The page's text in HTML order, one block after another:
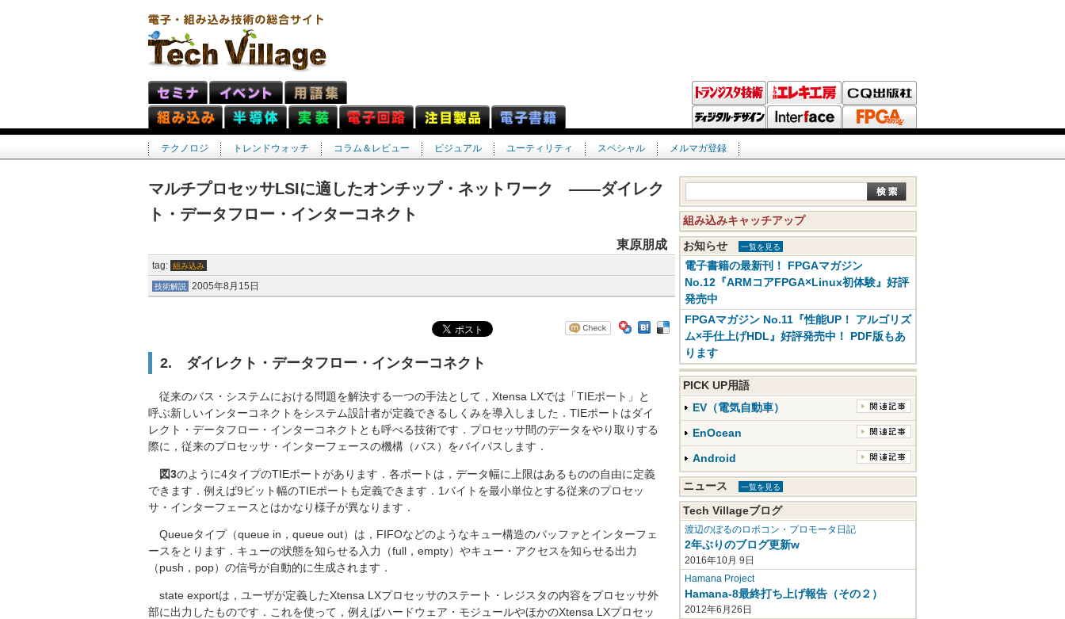
テクノロジ トレンドウォッチ コラム＆レビュー ビジュアル ユーティリティ スペシャル メルマガ登録
マルチプロセッサLSIに適したオンチップ・ネットワーク ――ダイレク
ト・データフロー・インターコネクト
東原朋成
tag: 組み込み
技術解説 2005年8月15日
2. ダイレクト・データフロー・インターコネクト
従来のバス・システムにおける問題を解決する一つの手法として，Xtensa LXでは「TIEポート」と
呼ぶ新しいインターコネクトをシステム設計者が定義できるしくみを導入しました．TIEポートはダイ
レクト・データフロー・インターコネクトとも呼べる技術です．プロセッサ間のデータをやり取りする
際に，従来のプロセッサ・インターフェースの機構（バス）をバイパスします．
図3のように4タイプのTIEポートがあります．各ポートは，データ幅に上限はあるものの自由に定義
できます．例えば9ビット幅のTIEポートも定義できます．1バイトを最小単位とする従来のプロセッ
サ・インターフェースとはかなり様子が異なります．
Queueタイプ（queue in，queue out）は，FIFOなどのようなキュー構造のバッファとインターフェ
ースをとります．キューの状態を知らせる入力（full，empty）やキュー・アクセスを知らせる出力
（push，pop）の信号が自動的に生成されます．
state exportは，ユーザが定義したXtensa LXプロセッサのステート・レジスタの内容をプロセッサ外
部に出力したものです．これを使って，例えばハードウェア・モジュールやほかのXtensa LXプロセッ
組み込みキャッチアップ
お知らせ 一覧を見る
電子書籍の最新刊！ FPGAマガジン
No.12『ARMコアFPGA×Linux初体験』好評
発売中
FPGAマガジン No.11『性能UP！ アルゴリズ
ム×手仕上げHDL』好評発売中！ PDF版もあ
ります
PICK UP用語
EV（電気自動車）
EnOcean
Android
ニュース 一覧を見る
Tech Villageブログ
渡辺のぼるのロボコン・プロモータ日記
2年ぶりのブログ更新w
2016年10月 9日
Hamana Project
Hamana-8最終打ち上げ報告（その２）
2012年6月26日